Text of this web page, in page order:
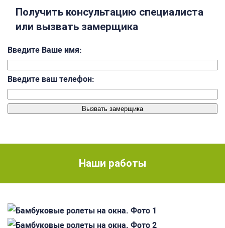
Получить консультацию специалиста
или вызвать замерщика
Введите Ваше имя:
Введите ваш телефон:
Наши работы